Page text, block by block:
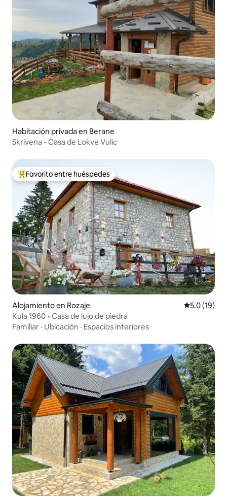
Habitación privada en Berane
Skrivena - Casa de Lokve Vulic
Favorito entre huéspedes preferido
Favorito entre huéspedes
Alojamiento en Rozaje Calificación
5.0 (19)
Kula 1960 • Casa de lujo de piedra
Familiar · Ubicación · Espacios interiores